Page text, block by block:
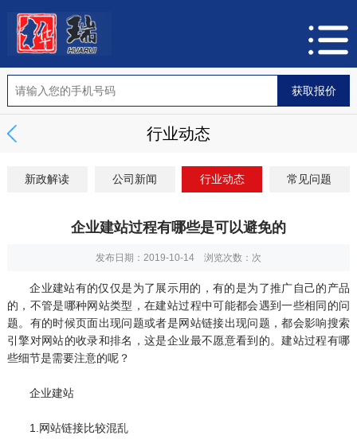
行业动态
新政解读 公司新闻 行业动态 常见问题
企业建站过程有哪些是可以避免的
发布日期：2019-10-14 浏览次数： 次
企业建站有的仅仅是为了展示用的，有的是为了推广自己的产品
的，不管是哪种网站类型，在建站过程中可能都会遇到一些相同的问
题。有的时候页面出现问题或者是网站链接出现问题，都会影响搜索
引擎对网站的收录和排名，这是企业最不愿意看到的。建站过程有哪
些细节是需要注意的呢？
企业建站
1.网站链接比较混乱